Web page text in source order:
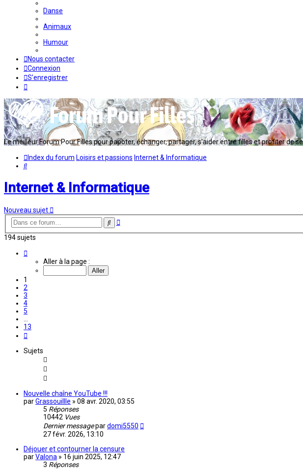
Danse
Animaux
Humour
Nous contacter
Connexion
S’enregistrer
Le meilleur Forum Pour Filles pour papoter, échanger, partager, s'aider entre filles et profiter de
Index du forum Loisirs et passions Internet & Informatique
Rechercher
Internet & Informatique
Nouveau sujet
Rechercher
Recherche
194 sujets
Aller à la page :
1
2
3
4
5
13
Sujets
Nouvelle chaîne YouTube !!!
parGrassouillle » 08 avr. 2020, 03:55
5 Réponses
10442 Vues
Dernier messagepardomi5550
27 févr. 2026, 13:10
Déjouer et contourner la censure
parValona » 16 juin 2025, 12:47
3 Réponses